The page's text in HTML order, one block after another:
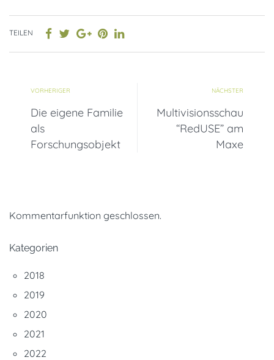
TEILEN
VORHERIGER
Die eigene Familie
als
Forschungsobjekt
NÄCHSTER
Multivisionsschau
“RedUSE” am
Maxe
Kommentarfunktion geschlossen.
Kategorien
2018
2019
2020
2021
2022